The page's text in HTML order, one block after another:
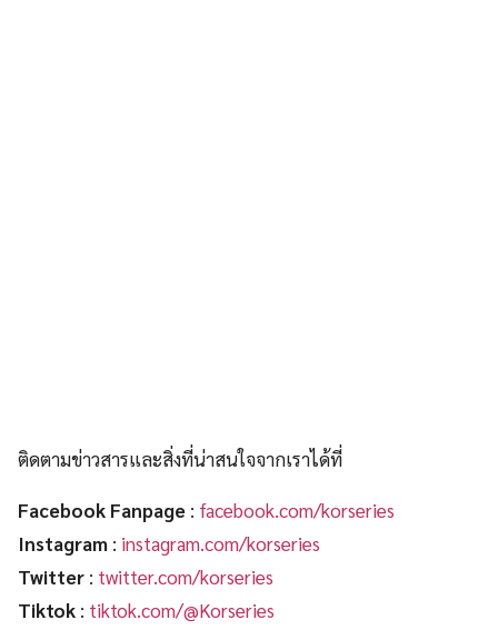
ติดตามข่าวสารและสิ่งที่น่าสนใจจากเราได้ที่
Facebook Fanpage : facebook.com/korseries
Instagram : instagram.com/korseries
Twitter : twitter.com/korseries
Tiktok : tiktok.com/@Korseries